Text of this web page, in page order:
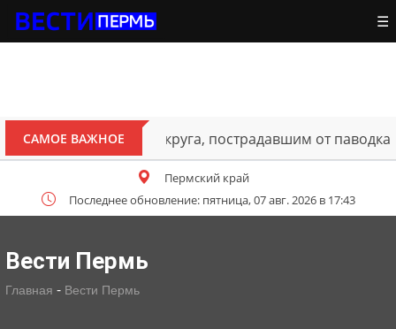
☰
САМОЕ ВАЖНОЕ
Октябрьского округа, пострадавшим от паводка
Пермский край
Последнее обновление: пятница, 07 авг. 2026 в 17:43
Вести Пермь
Главная - Вести Пермь